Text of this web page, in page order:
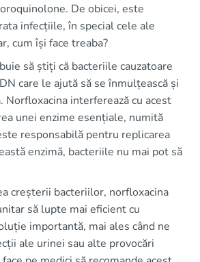
De obicei, este
infecțiile, în special cele ale
cum își face treaba?
să știți că bacteriile cauzatoare
care le ajută să se înmulțească și
Norfloxacina interferează cu acest
unei enzime esențiale, numită
responsabilă pentru replicarea
enzimă, bacteriile nu mai pot să
creșterii bacteriilor, norfloxacina
să lupte mai eficient cu
importantă, mai ales când ne
ale urinei sau alte provocări